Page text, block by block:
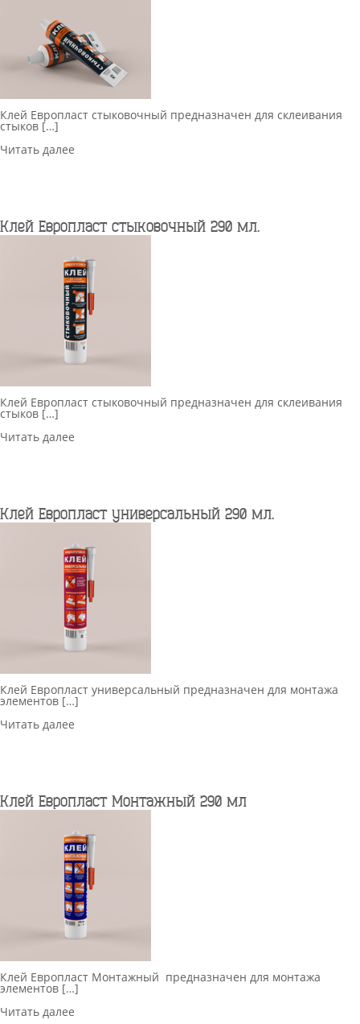
Клей Европласт стыковочный предназначен для склеивания
стыков […]
Читать далее
Клей Европласт стыковочный 290 мл.
Клей Европласт стыковочный предназначен для склеивания
стыков […]
Читать далее
Клей Европласт универсальный 290 мл.
Клей Европласт универсальный предназначен для монтажа
элементов […]
Читать далее
Клей Европласт Монтажный 290 мл
Клей Европласт Монтажный предназначен для монтажа
элементов […]
Читать далее